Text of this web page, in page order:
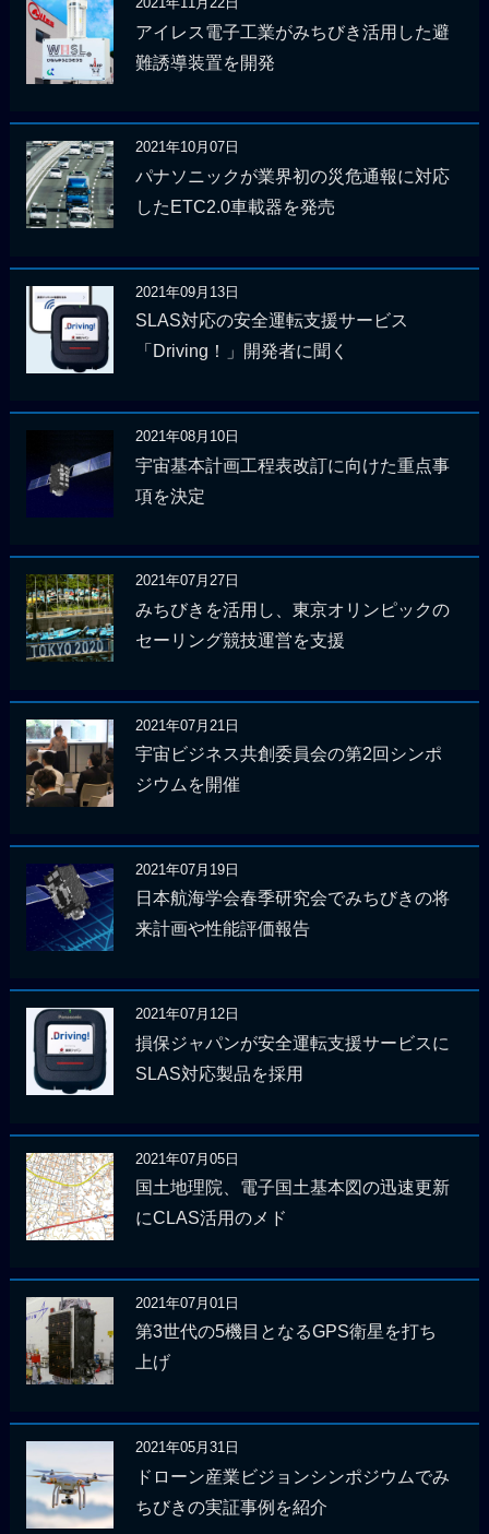
アイレス電子工業がみちびき活用した避
難誘導装置を開発
2021年10月07日
パナソニックが業界初の災危通報に対応
したETC2.0車載器を発売
2021年09月13日
SLAS対応の安全運転支援サービス
「Driving！」開発者に聞く
2021年08月10日
宇宙基本計画工程表改訂に向けた重点事
項を決定
2021年07月27日
みちびきを活用し、東京オリンピックの
セーリング競技運営を支援
2021年07月21日
宇宙ビジネス共創委員会の第2回シンポ
ジウムを開催
2021年07月19日
日本航海学会春季研究会でみちびきの将
来計画や性能評価報告
2021年07月12日
損保ジャパンが安全運転支援サービスに
SLAS対応製品を採用
2021年07月05日
国土地理院、電子国土基本図の迅速更新
にCLAS活用のメド
2021年07月01日
第3世代の5機目となるGPS衛星を打ち
上げ
2021年05月31日
ドローン産業ビジョンシンポジウムでみ
ちびきの実証事例を紹介